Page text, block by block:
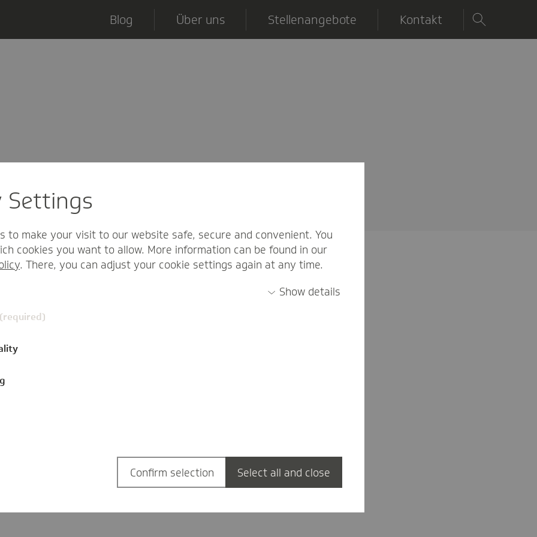
Blog Über uns Stellenangebote Kontakt
Settings
to make your visit to our website safe, secure and convenient. You
cookies you want to allow. More information can be found in our
. There, you can adjust your cookie settings again at any time.
Show details
Confirm selection Select all and close